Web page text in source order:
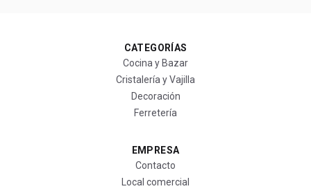
CATEGORÍAS
Cocina y Bazar
Cristalería y Vajilla
Decoración
Ferretería
EMPRESA
Contacto
Local comercial